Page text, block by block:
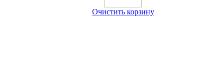
Очистить корзину